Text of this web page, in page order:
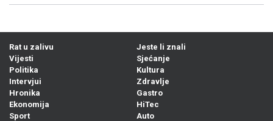
Rat u zalivu
Vijesti
Politika
Intervjui
Hronika
Ekonomija
Sport
Jeste li znali
Sjećanje
Kultura
Zdravlje
Gastro
HiTec
Auto